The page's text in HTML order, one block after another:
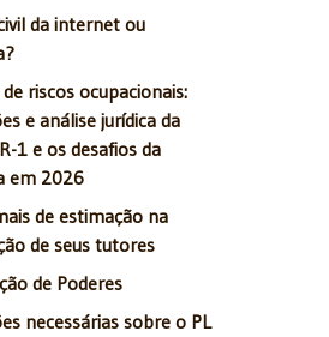
da internet ou
riscos ocupacionais:
e análise jurídica da
1 e os desafios da
em 2026
de estimação na
de seus tutores
de Poderes
necessárias sobre o PL